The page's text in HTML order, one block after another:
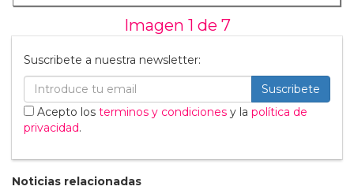
Imagen 1 de 7
Suscribete a nuestra newsletter:
Suscribete
Acepto los terminos y condiciones y la política de
privacidad.
Noticias relacionadas